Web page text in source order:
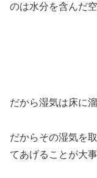
のは水分を含んだ
だから湿気は床に
だからその湿気を
てあげることが大